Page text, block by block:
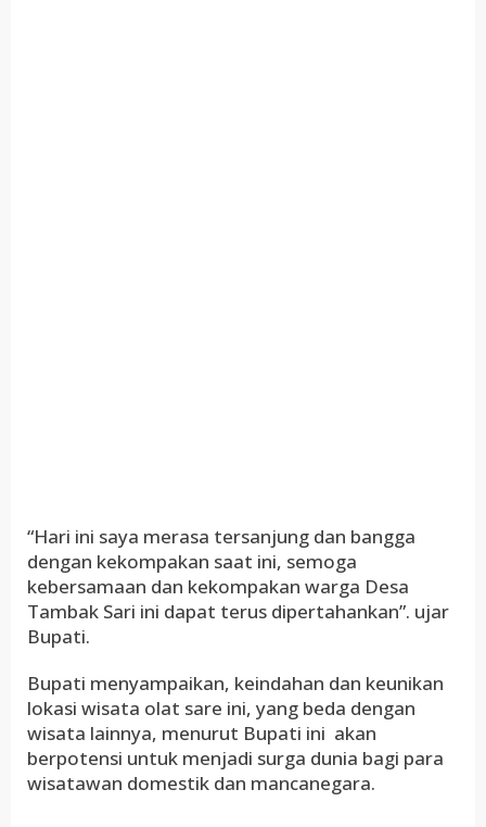
“Hari ini saya merasa tersanjung dan bangga
dengan kekompakan saat ini, semoga
kebersamaan dan kekompakan warga Desa
Tambak Sari ini dapat terus dipertahankan”. ujar
Bupati.
Bupati menyampaikan, keindahan dan keunikan
lokasi wisata olat sare ini, yang beda dengan
wisata lainnya, menurut Bupati ini akan
berpotensi untuk menjadi surga dunia bagi para
wisatawan domestik dan mancanegara.